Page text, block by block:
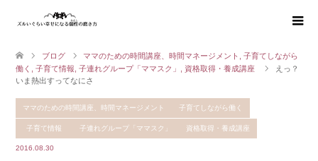
ブログ ママのための時間講座、時間マネージメント
子育てしながら
働く
子育て情報 子連れグループ「ママスク」 資格取得・養成講座
えっ？
いま熱出すってなにさ
ママのための時間講座、時間マネージメント 子育てしながら働く
子育て情報 子連れグループ「ママスク」 資格取得・養成講座
2016.08.30